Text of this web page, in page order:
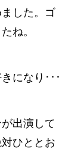
した。ゴ
ね。
になり･･･
出演して
ひととお